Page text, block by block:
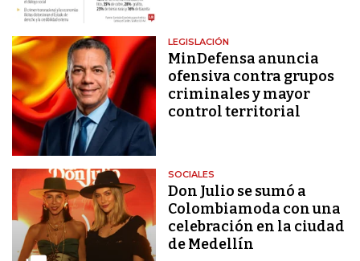
LEGISLACIÓN
MinDefensa anuncia
ofensiva contra grupos
criminales y mayor
control territorial
SOCIALES
Don Julio se sumó a
Colombiamoda con una
celebración en la ciudad
de Medellín